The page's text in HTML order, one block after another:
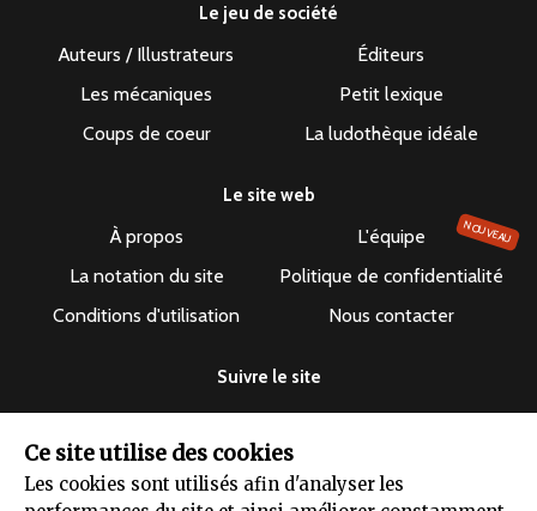
Ce site utilise des cookies
Les cookies sont utilisés afin d'analyser les
Le jeu de société
Auteurs / Illustrateurs
Éditeurs
Les mécaniques
Petit lexique
Coups de coeur
La ludothèque idéale
Le site web
À propos L'équipe NOUVEAU
La notation du site
Politique de confidentialité
Conditions d'utilisation
Nous contacter
Suivre le site